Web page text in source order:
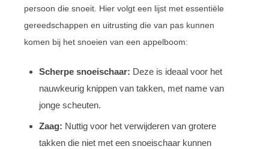
persoon die snoeit. Hier volgt een lijst met essentiële
gereedschappen en uitrusting die van pas kunnen
komen bij het snoeien van een appelboom:
Scherpe snoeischaar: Deze is ideaal voor het
nauwkeurig knippen van takken, met name van
jonge scheuten.
Zaag: Nuttig voor het verwijderen van grotere
takken die niet met een snoeischaar kunnen